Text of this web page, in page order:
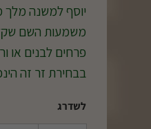
יוסף למשנה מלך
משמעות השם
פרחים לבנים או
בבחירת זר זה
לשדרג